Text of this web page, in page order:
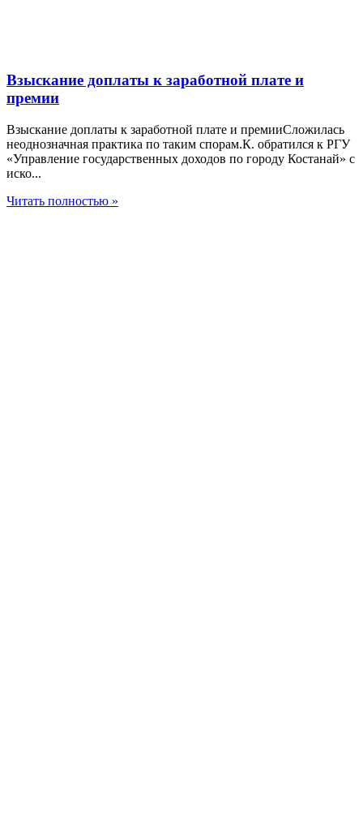
Взыскание доплаты к заработной плате и
премии
Взыскание доплаты к заработной плате и премииСложилась
неоднозначная практика по таким спорам.К. обратился к РГУ
«Управление государственных доходов по городу Костанай» с
иско...
Читать полностью »